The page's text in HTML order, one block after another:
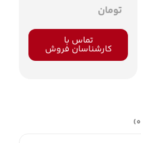
تومان
تماس با
کارشناسان فروش